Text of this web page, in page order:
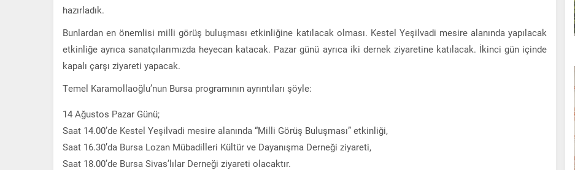
hazırladık.
Bunlardan en önemlisi milli görüş buluşması etkinliğine katılacak olması. Kestel Yeşilvadi mesire alanında yapılacak
etkinliğe ayrıca sanatçılarımızda heyecan katacak. Pazar günü ayrıca iki dernek ziyaretine katılacak. İkinci gün içinde
kapalı çarşı ziyareti yapacak.
Temel Karamollaoğlu’nun Bursa programının ayrıntıları şöyle:
14 Ağustos Pazar Günü;
Saat 14.00’de Kestel Yeşilvadi mesire alanında “Milli Görüş Buluşması” etkinliği,
Saat 16.30’da Bursa Lozan Mübadilleri Kültür ve Dayanışma Derneği ziyareti,
Saat 18.00’de Bursa Sivas’lılar Derneği ziyareti olacaktır.